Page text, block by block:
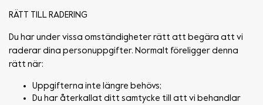
RÄTT TILL RADERING
Du har under vissa omständigheter rätt att begära att vi
raderar dina personuppgifter. Normalt föreligger denna
rätt när:
Uppgifterna inte längre behövs;
Du har återkallat ditt samtycke till att vi behandlar